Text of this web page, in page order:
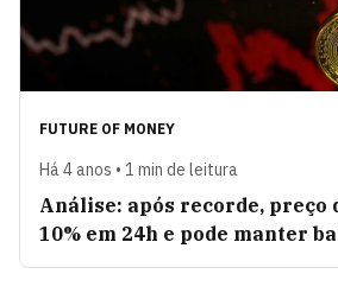
FUTURE OF MONEY
Há 4 anos • 1 min de leitura
Análise: após recorde, preço
10% em 24h e pode manter